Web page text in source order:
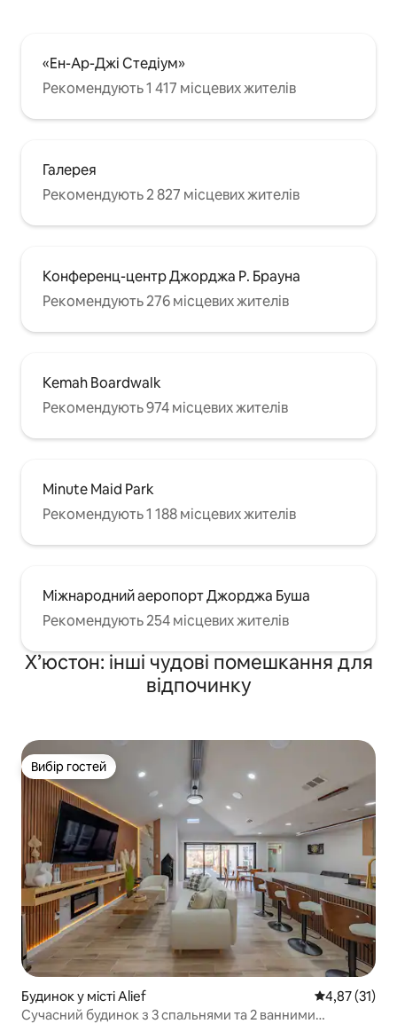
«Ен-Ар-Джі Стедіум»
Рекомендують 1 417 місцевих жителів
Галерея
Рекомендують 2 827 місцевих жителів
Конференц-центр Джорджа Р. Брауна
Рекомендують 276 місцевих жителів
Kemah Boardwalk
Рекомендують 974 місцевих жителів
Minute Maid Park
Рекомендують 1 188 місцевих жителів
Міжнародний аеропорт Джорджа Буша
Рекомендують 254 місцевих жителів
Х’юстон: інші чудові помешкання для
відпочинку
Вибір гостей
Вибір гостей
Будинок у місті Alief Середня
4,87 (31)
Сучасний будинок з 3 спальнями та 2 ванними